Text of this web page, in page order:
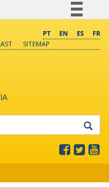
Comunica BR
Canais
PT EN ES
FR
SITEMAP